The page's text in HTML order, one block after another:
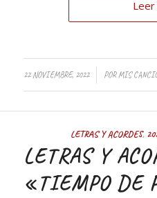
Leer
22 NOVIEMBRE, 2022 PORMIS
LETRAS Y ACORDES,
LETRAS Y
«TIEMPO DE